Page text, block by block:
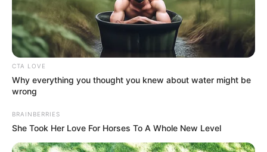
CTA LOVE
Why everything you thought you knew about water might be
wrong
BRAINBERRIES
She Took Her Love For Horses To A Whole New Level